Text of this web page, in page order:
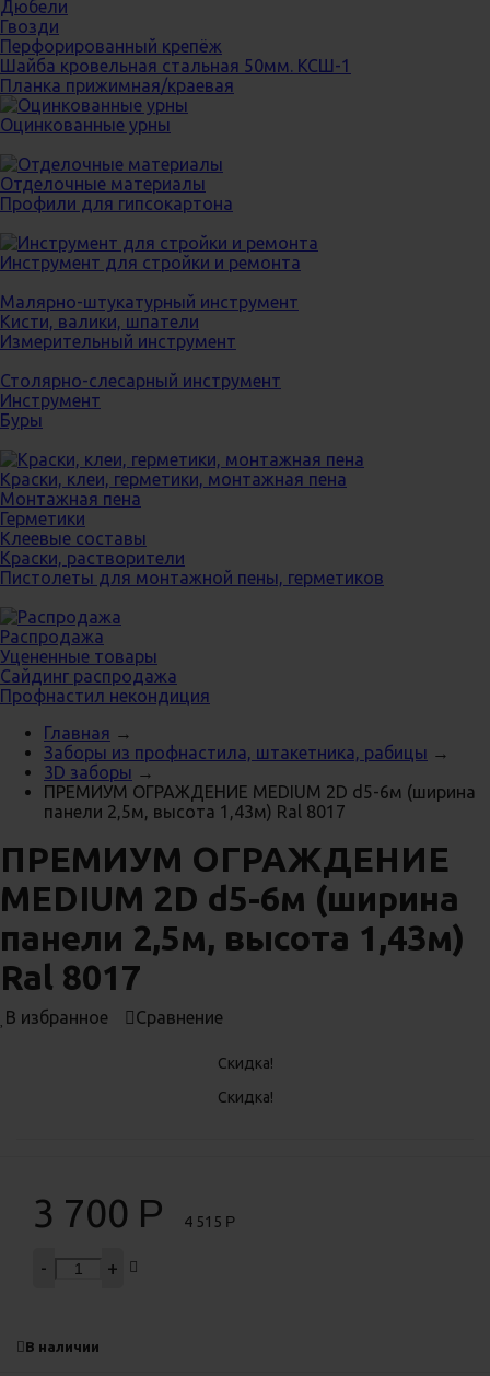
Дюбели
Гвозди
Перфорированный крепёж
Шайба кровельная стальная 50мм. КСШ-1
Планка прижимная/краевая
Оцинкованные урны
Отделочные материалы
Профили для гипсокартона
Инструмент для стройки и ремонта
Малярно-штукатурный инструмент
Кисти, валики, шпатели
Измерительный инструмент
Столярно-слесарный инструмент
Инструмент
Буры
Краски, клеи, герметики, монтажная пена
Монтажная пена
Герметики
Клеевые составы
Краски, растворители
Пистолеты для монтажной пены, герметиков
Распродажа
Уцененные товары
Сайдинг распродажа
Профнастил некондиция
Главная →
Заборы из профнастила, штакетника, рабицы →
3D заборы →
ПРЕМИУМ ОГРАЖДЕНИЕ MEDIUM 2D d5-6м (ширина
панели 2,5м, высота 1,43м) Ral 8017
ПРЕМИУМ ОГРАЖДЕНИЕ
MEDIUM 2D d5-6м (ширина
панели 2,5м, высота 1,43м)
Ral 8017
В избранное Сравнение
Скидка!
Скидка!
3 700 Р 4 515 Р
- +
В наличии